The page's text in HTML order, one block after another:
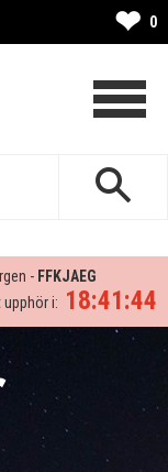
❤ 0
- FFKJAEG
18:41:42
upphör i: